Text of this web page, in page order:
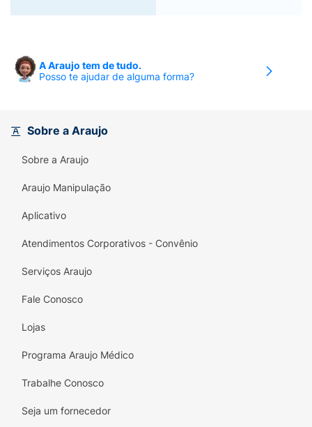
A Araujo tem de tudo.
Posso te ajudar de alguma forma?
Sobre a Araujo
Sobre a Araujo
Araujo Manipulação
Aplicativo
Atendimentos Corporativos - Convênio
Serviços Araujo
Fale Conosco
Lojas
Programa Araujo Médico
Trabalhe Conosco
Seja um fornecedor